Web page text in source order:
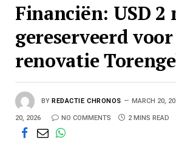
Financiën: USD 2
gereserveerd voor
renovatie
BY REDACTIE CHRONOS MARCH 20,
20, 2026 NO COMMENTS 2 MINS READ